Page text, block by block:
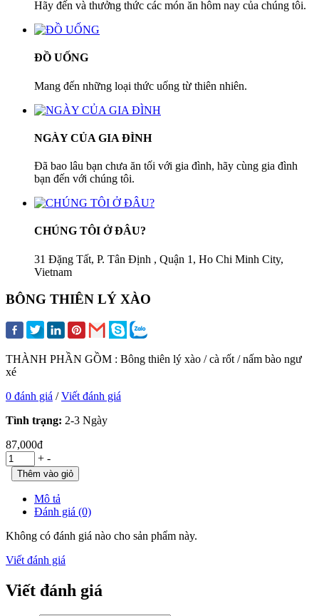
Hãy đến và thưởng thức các món ăn hôm nay của chúng tôi.
ĐỒ UỐNG
Mang đến những loại thức uống từ thiên nhiên.
NGÀY CỦA GIA ĐÌNH
Đã bao lâu bạn chưa ăn tối với gia đình, hãy cùng gia đình
bạn đến với chúng tôi.
CHÚNG TÔI Ở ĐÂU?
31 Đặng Tất, P. Tân Định , Quận 1, Ho Chi Minh City,
Vietnam
BÔNG THIÊN LÝ XÀO
THÀNH PHẦN GỒM : Bông thiên lý xào / cà rốt / nấm bào ngư
xé
0 đánh giá /Viết đánh giá
Tình trạng: 2-3 Ngày
87,000đ
+ -
Mô tả
Đánh giá (0)
Không có đánh giá nào cho sản phẩm này.
Viết đánh giá
Viết đánh giá